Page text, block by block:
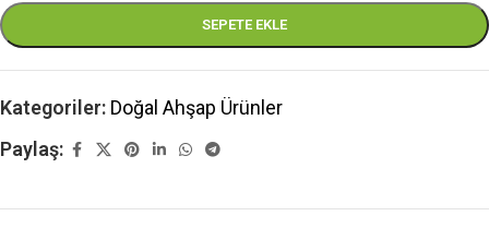
SEPETE EKLE
Kategoriler: Doğal Ahşap Ürünler
Paylaş: